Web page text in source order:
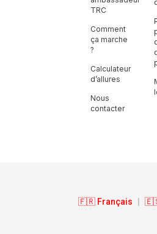
TRC
Comment
ça marche
?
Calculateur
d’allures
Nous
contacter
🇫🇷 Français